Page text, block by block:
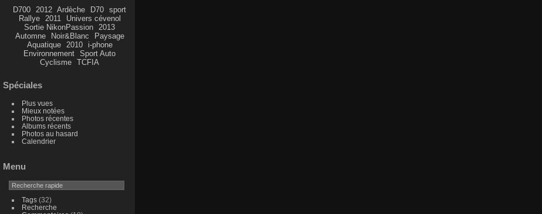
D700 2012 Ardèche D70
sport
Rallye
2011
Univers cévenol
Sortie NikonPassion
2013
Automne
Noir&Blanc
Paysage
Aquatique
2010
i-phone
Environnement
Sport Auto
Cyclisme
TCFIA
Spéciales
Plus vues
Mieux notées
Photos récentes
Albums récents
Photos au hasard
Calendrier
Menu
Tags(32)
Recherche